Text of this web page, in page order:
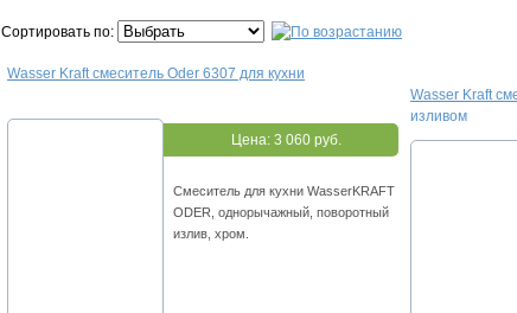
Сортировать по:
Wasser Kraft смеситель Oder 6307 для кухни
Цена: 3 060 руб.
Смеситель для кухни WasserKRAFT
ODER, однорычажный, поворотный
излив, хром.
Wasser Kraft
изливом